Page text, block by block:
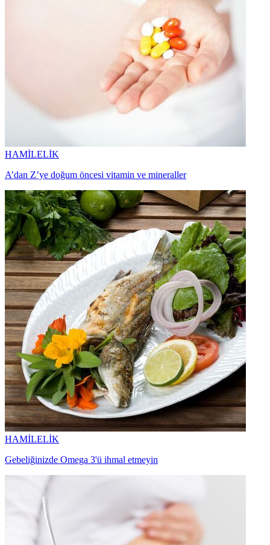
HAMİLELİK
A’dan Z’ye doğum öncesi vitamin ve mineraller
HAMİLELİK
Gebeliğinizde Omega 3'ü ihmal etmeyin